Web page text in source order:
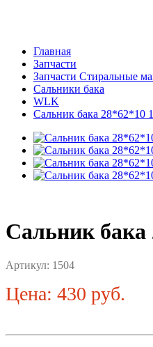
Главная
Запчасти
Запчасти Стиральные
Сальники бака
WLK
Сальник бака 28*62*10
Сальник бака
Артикул: 1504
Цена: 430 руб.